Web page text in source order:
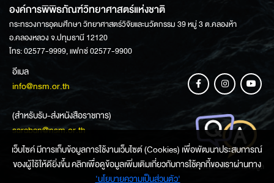
องค์การพิพิธภัณฑ์วิทยาศาสตร์แห่งชาติ
กระทรวงการอุดมศึกษา วิทยาศาสตร์วิจัยและนวัตกรรม 39 หมู่ 3 ต.คลองห้า
อ.คลองหลวง จ.ปทุมธานี 12120
โทร: 02577-9999, แฟกซ์ 02577-9900
อีเมล
info@nsm.or.th
(สำหรับรับ-ส่งหนังสือราชการ)
saraban@nsm.or.th
ช่องทางการสอบถามข้อมูล
เว็บไซค์ มีการเก็บข้อมูลการใช้งานเว็บไซต์ (Cookies) เพื่อพัฒนาประสบการณ์
ของผู้ใช้ให้ดียิ่งขึ้น คลิกเพื่อดูข้อมูลเพิ่มเติมเกี่ยวกับการใช้คุกกี้ของเราผ่านทาง
‘นโยบายความเป็นส่วนตัว'